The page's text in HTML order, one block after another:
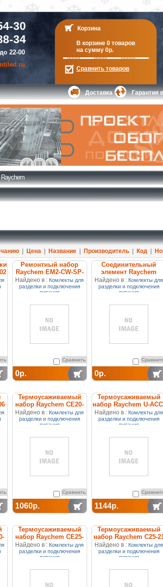
30
34
22-00
Корзина
В корзине 0 товаров
на сумму 0р.
Сравнить товаров
Доставка Гарантия
Raychem
| Цена| Название| Производитель| Код|
Ремонтный набор
Raychem EM2-CW-SP-
01
Найдено в : Комлекты для
разделки и подключения
питания
Сравнить
0р.
Соединительный
элемент Raychem
FLEXICLIC-CE
Найдено в : Комлекты для
разделки и подключения
питания
0р.
Термоусаживаемый
набор Raychem CE20-
03
Найдено в : Комлекты для
разделки и подключения
питания
Сравнить
1060р.
Термоусаживаемый
набор Raychem U-
PP-07-JLP
Найдено в : Комлекты для
разделки и подключения
питания
1144р.
Термоусаживаемый
набор Raychem CE25-
01
Найдено в : Комлекты для
разделки и подключения
питания
Термоусаживаемый
набор Raychem C25-
Найдено в : Комлекты для
разделки и подключения
питания